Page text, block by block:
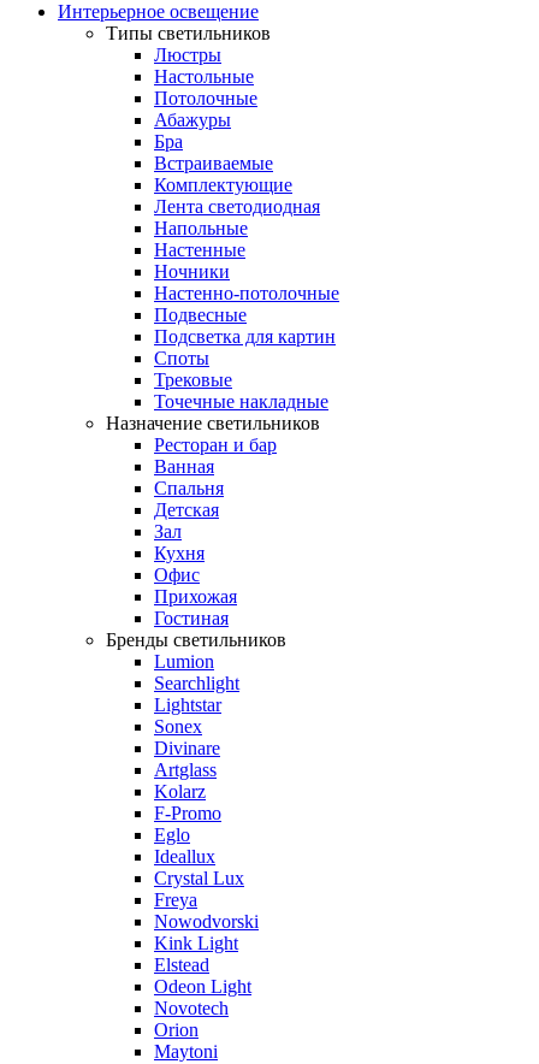
Интерьерное освещение
Типы светильников
Люстры
Настольные
Потолочные
Абажуры
Бра
Встраиваемые
Комплектующие
Лента светодиодная
Напольные
Настенные
Ночники
Настенно-потолочные
Подвесные
Подсветка для картин
Споты
Трековые
Точечные накладные
Назначение светильников
Ресторан и бар
Ванная
Спальня
Детская
Зал
Кухня
Офис
Прихожая
Гостиная
Бренды светильников
Lumion
Searchlight
Lightstar
Sonex
Divinare
Artglass
Kolarz
F-Promo
Eglo
Ideallux
Crystal Lux
Freya
Nowodvorski
Kink Light
Elstead
Odeon Light
Novotech
Orion
Maytoni